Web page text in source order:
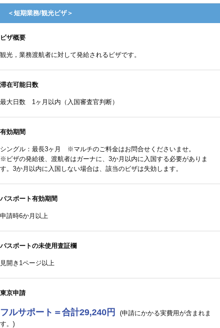
＜短期業務/観光ビザ＞
ビザ概要
観光，業務渡航者に対して発給されるビザです。
滞在可能日数
最大日数 1ヶ月以内（入国審査官判断）
有効期間
シングル：最長3ヶ月 ※マルチのご料金はお問合せくださいませ。
※ビザの発給後、渡航者はガーナに、3か月以内に入国する必要がありま
す。3か月以内に入国しない場合は、該当のビザは失効します。
パスポート有効期間
申請時6か月以上
パスポートの未使用査証欄
見開き1ページ以上
東京申請
フルサポート＝合計29,240円
(申請にかかる実費用が含まれま
す。)